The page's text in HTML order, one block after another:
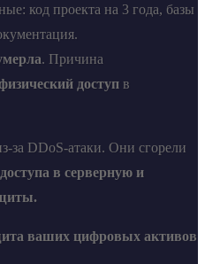
код проекта на 3 года, базы
. Причина
доступ в
за DDoS-атаки. Они сгорели
в серверную и
ваших цифровых активов